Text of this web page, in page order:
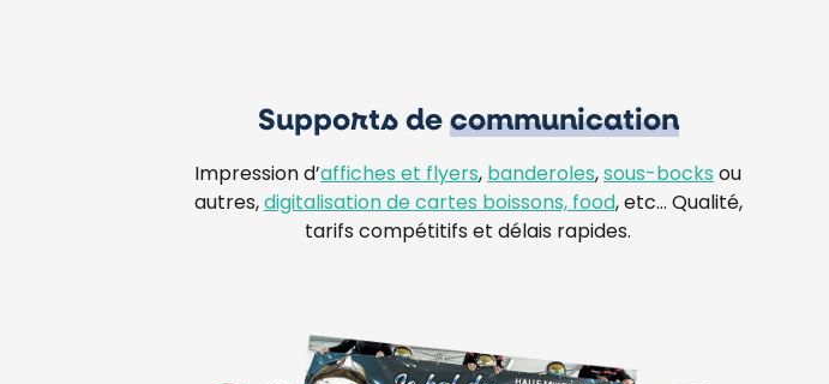
Supports de communication
Impression d’affiches et flyers, banderoles, sous-bocks ou
autres, digitalisation de cartes boissons, food, etc… Qualité,
tarifs compétitifs et délais rapides.